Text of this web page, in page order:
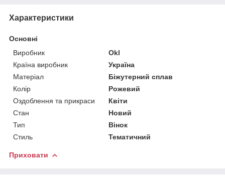
Характеристики
Основні
Виробник
Okl
Країна виробник
Україна
Матеріал
Біжутерний сплав
Колір
Рожевий
Оздоблення та прикраси
Квіти
Стан
Новий
Тип
Вінок
Стиль
Тематичний
Приховати